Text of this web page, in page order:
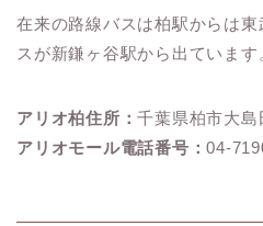
在来の路線バスは柏駅からは
スが新鎌ヶ谷駅から出ています
アリオ柏住所：千葉県柏市大島
アリオモール電話番号：04-